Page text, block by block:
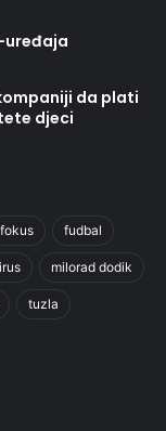
uređaja
da plati
djeci
fokus fudbal
milorad dodik
tuzla